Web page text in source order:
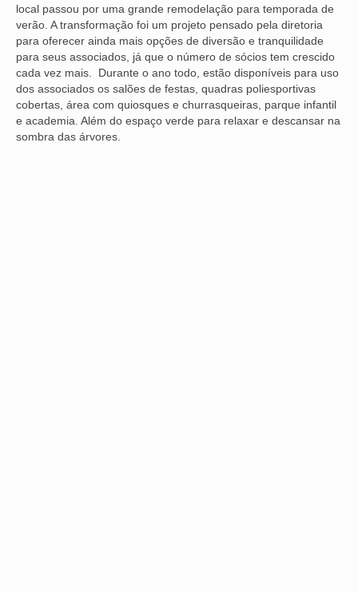
local passou por uma grande remodelação para temporada de
verão. A transformação foi um projeto pensado pela diretoria
para oferecer ainda mais opções de diversão e tranquilidade
para seus associados, já que o número de sócios tem crescido
cada vez mais. Durante o ano todo, estão disponíveis para uso
dos associados os salões de festas, quadras poliesportivas
cobertas, área com quiosques e churrasqueiras, parque infantil
e academia. Além do espaço verde para relaxar e descansar na
sombra das árvores.